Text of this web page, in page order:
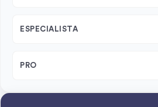
ESPECIALISTA
PRO